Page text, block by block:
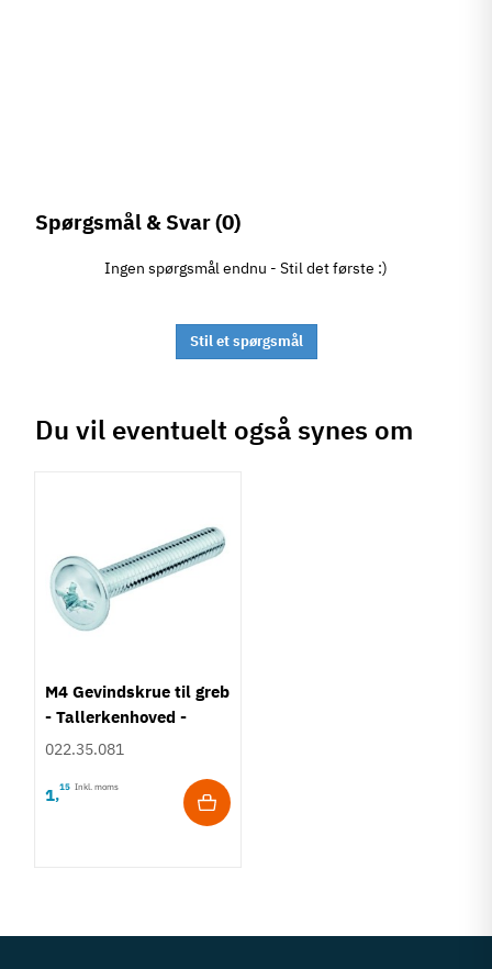
Spørgsmål & Svar(0)
Ingen spørgsmål endnu - Stil det første :)
Stil et spørgsmål
Du vil eventuelt også synes om
M4 Gevindskrue til greb
- Tallerkenhoved -
Krydskærv
022.35.081
1,15 Inkl. moms